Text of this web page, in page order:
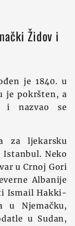
Židov i
je 1840. u
je pokršten, a
i nazvao se
za ljekarsku
Neko
u Crnoj Gori
Albanije
Ismail Hakki-
u Njemačku,
u Sudan,